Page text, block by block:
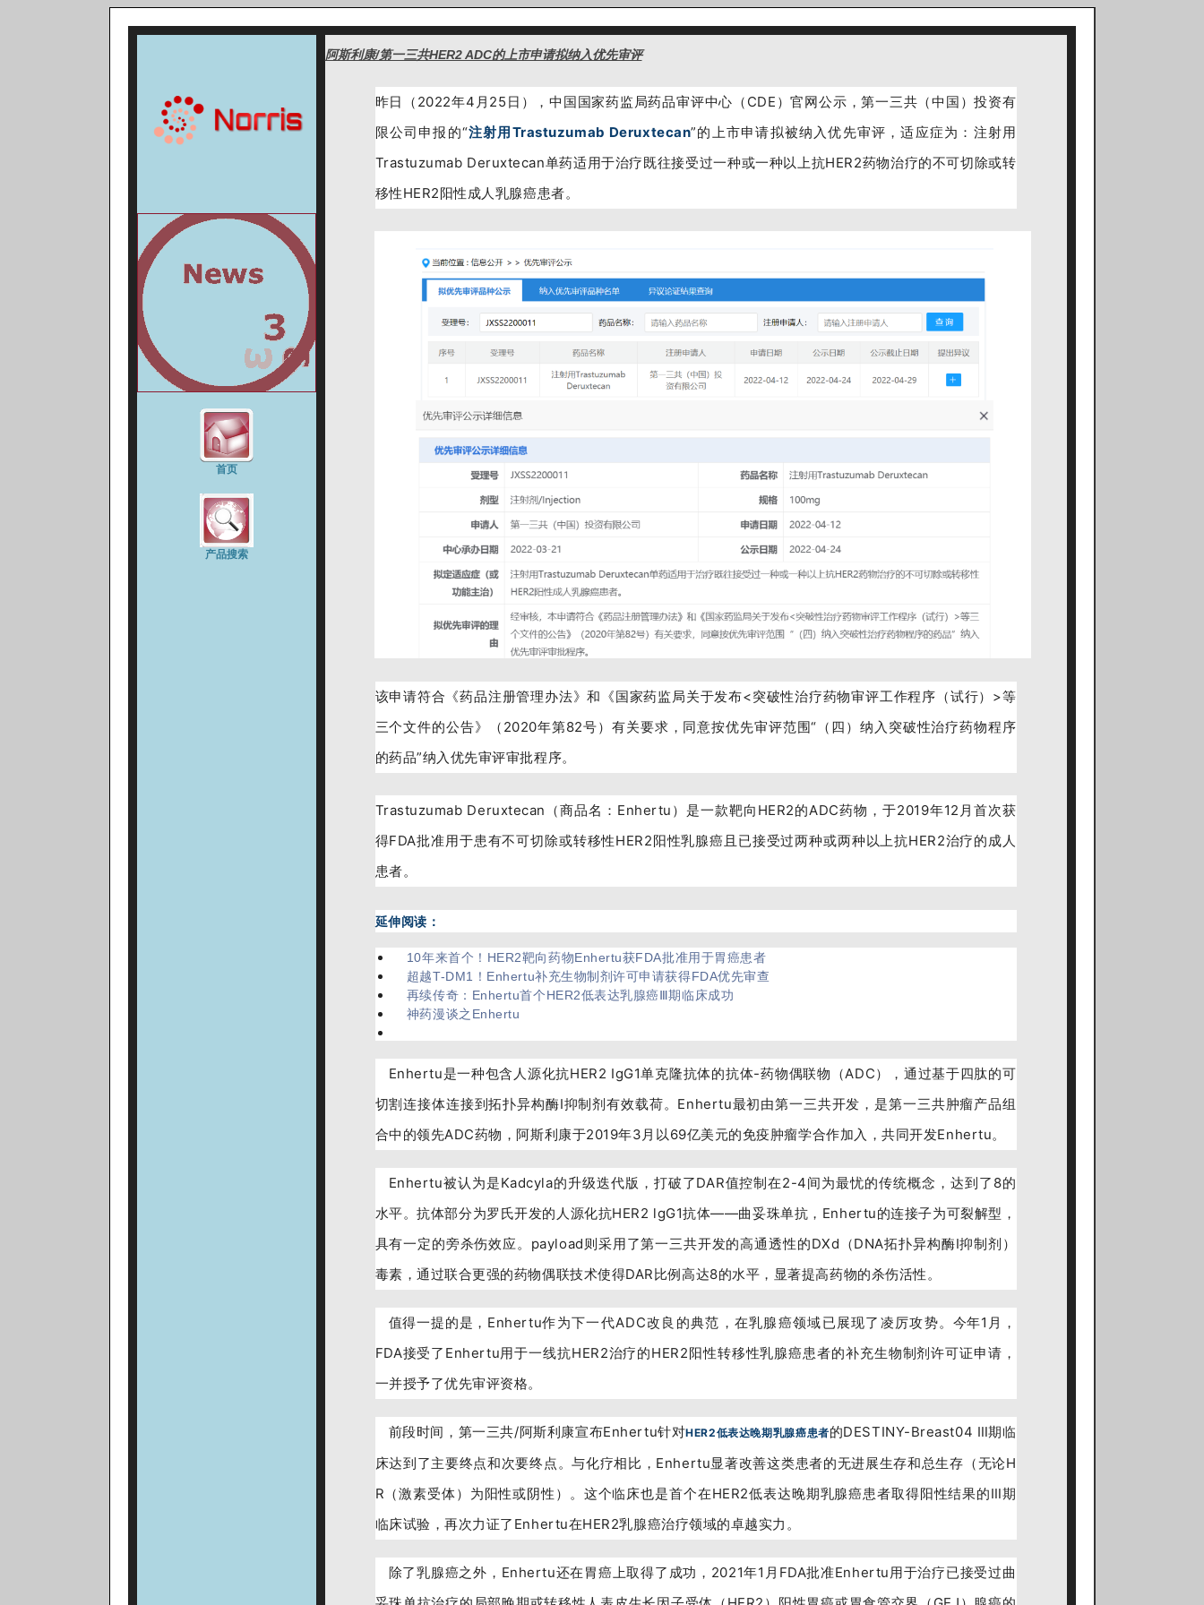
首页
产品搜索
阿斯利康/第一三共HER2 ADC的上市申请拟纳入优先审评
昨日（2022年4月25日），中国国家药监局药品审评中心（CDE）官网公示，第一三共（中国）投资有
限公司申报的“注射用Trastuzumab Deruxtecan”的上市申请拟被纳入优先审评，适应症为：注射用
Trastuzumab Deruxtecan单药适用于治疗既往接受过一种或一种以上抗HER2药物治疗的不可切除或转
移性HER2阳性成人乳腺癌患者。
该申请符合《药品注册管理办法》和《国家药监局关于发布<突破性治疗药物审评工作程序（试行）>等
三个文件的公告》（2020年第82号）有关要求，同意按优先审评范围“（四）纳入突破性治疗药物程序
的药品”纳入优先审评审批程序。
Trastuzumab Deruxtecan（商品名：Enhertu）是一款靶向HER2的ADC药物，于2019年12月首次获
得FDA批准用于患有不可切除或转移性HER2阳性乳腺癌且已接受过两种或两种以上抗HER2治疗的成人
患者。
延伸阅读：
10年来首个！HER2靶向药物Enhertu获FDA批准用于胃癌患者
超越T-DM1！Enhertu补充生物制剂许可申请获得FDA优先审查
再续传奇：Enhertu首个HER2低表达乳腺癌Ⅲ期临床成功
神药漫谈之Enhertu
Enhertu是一种包含人源化抗HER2 IgG1单克隆抗体的抗体-药物偶联物（ADC），通过基于四肽的可
切割连接体连接到拓扑异构酶I抑制剂有效载荷。 Enhertu最初由第一三共开发， 是第一三共肿瘤产品组
合中的领先ADC药物，阿斯利康于2019年3月以69亿美元的免疫肿瘤学合作加入，共同开发Enhertu。
Enhertu被认为是Kadcyla的升级迭代版，打破了DAR值控制在2-4间为最忧的传统概念，达到了8的
水平。抗体部分为罗氏开发的人源化抗HER2 lgG1抗体——曲妥珠单抗，Enhertu的连接子为可裂解型，
具有一定的旁杀伤效应。payload则采用了第一三共开发的高通透性的DXd（DNA拓扑异构酶Ⅰ抑制剂）
毒素，通过联合更强的药物偶联技术使得DAR比例高达8的水平，显著提高药物的杀伤活性。
值得一提的是，Enhertu作为下一代ADC改良的典范，在乳腺癌领域已展现了凌厉攻势。 今年1月，
FDA接受了 Enhertu用于一线抗HER2治疗的HER2阳性转移性乳腺癌患者的补充生物制剂许可证申请 ，
一并授予了优先审评资格。
前段时间，第一三共/阿斯利康宣布Enhertu针对HER2低表达晚期乳腺癌患者的DESTINY-Breast04 Ⅲ期临
床达到了主要终点和次要终点。与化疗相比，Enhertu显著改善这类患者的无进展生存和总生存（无论H
R（激素受体）为阳性或阴性）。这个临床也是首个在HER2低表达晚期乳腺癌患者取得阳性结果的Ⅲ期
临床试验，再次力证了Enhertu在HER2乳腺癌治疗领域的卓越实力。
除了乳腺癌之外，Enhertu还在胃癌上取得了成功，2021年1月FDA批准Enhertu用于治疗已接受过曲